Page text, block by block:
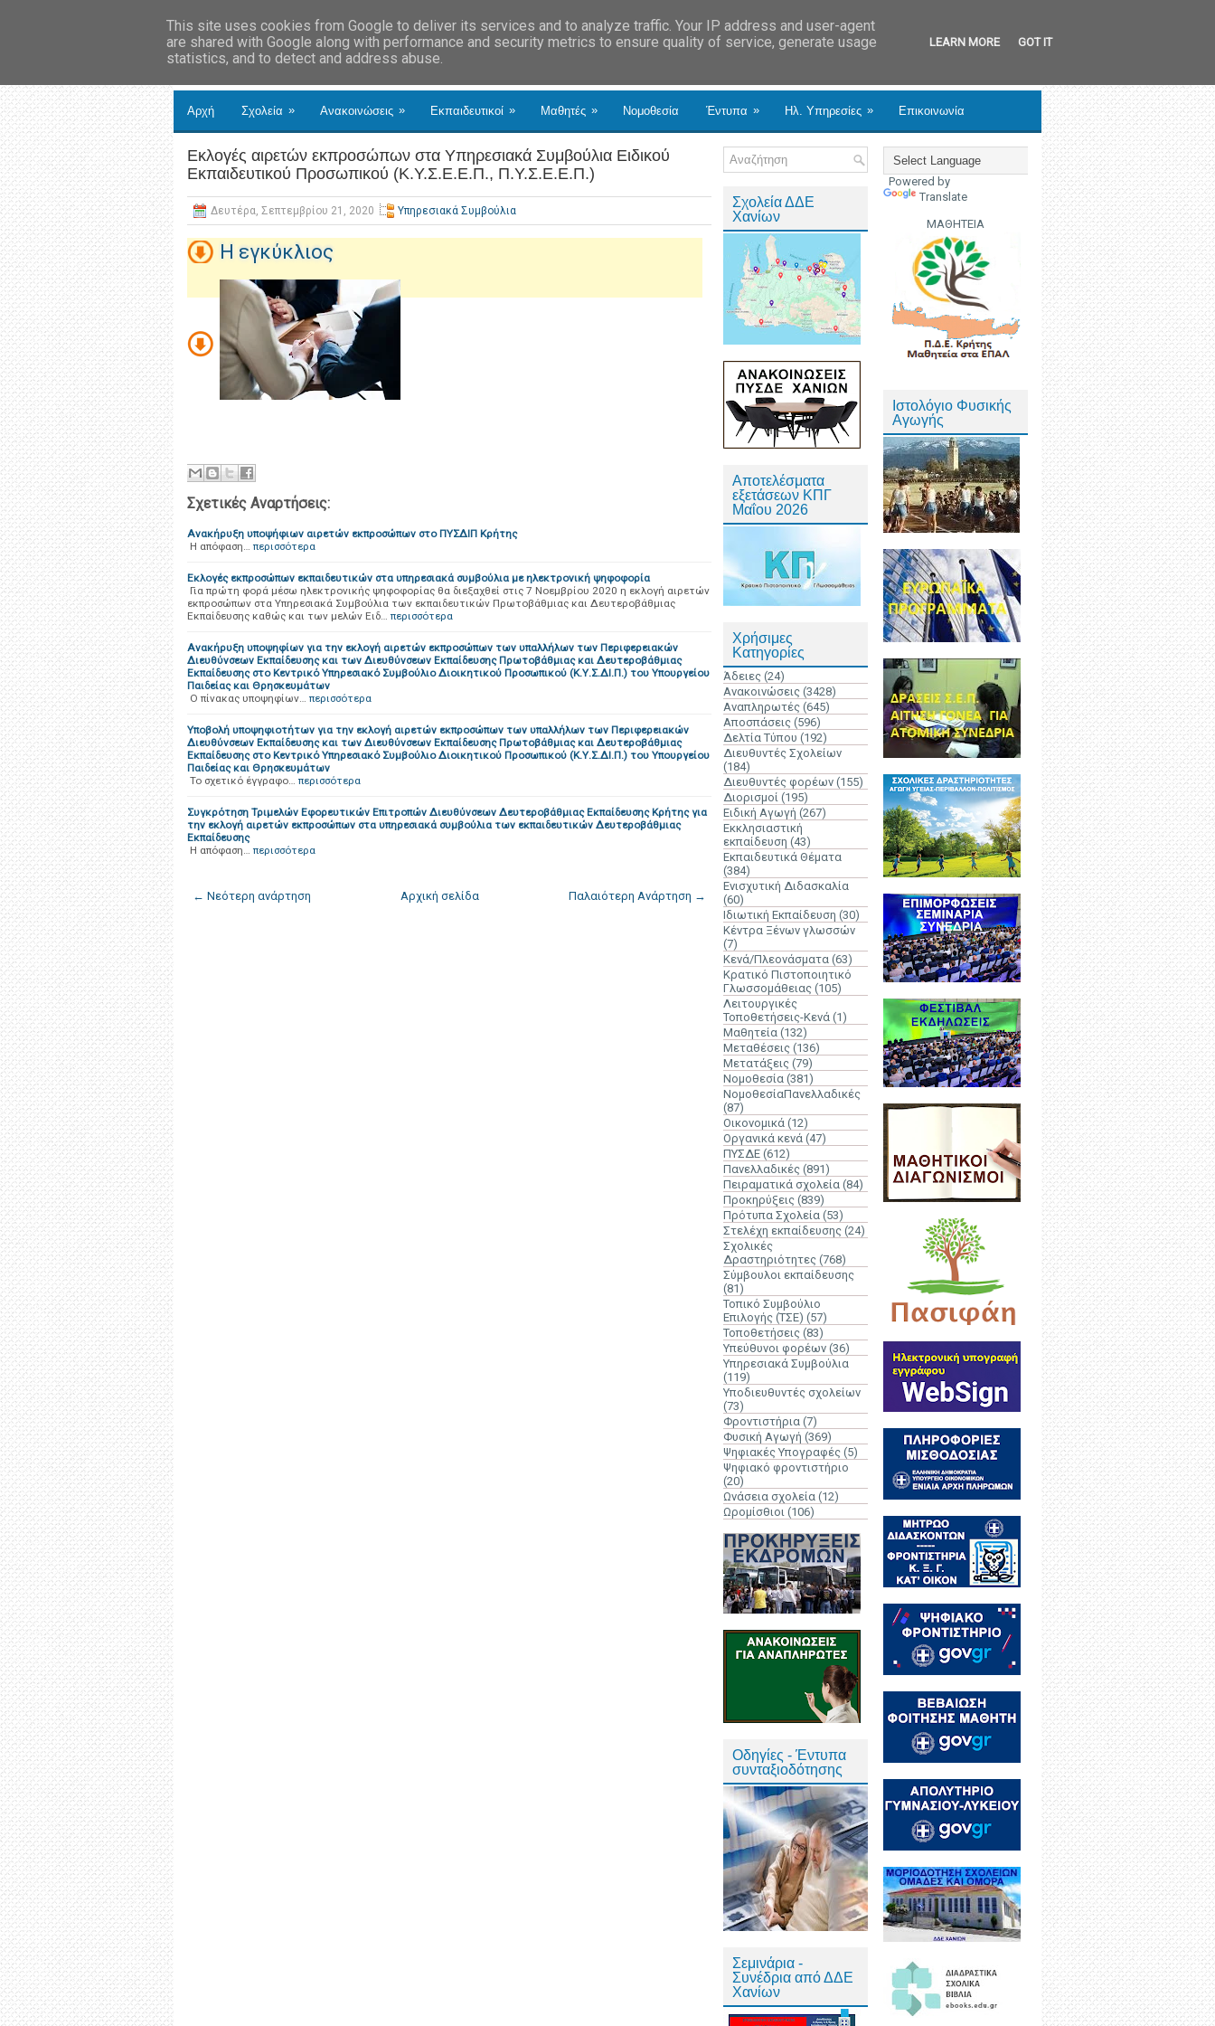
Αρχή Σχολεία » Ανακοινώσεις » Εκπαιδευτικοί » Μαθητές » Νομοθεσία Έντυπα » Ηλ. Υπηρεσίες » Επικοινωνία
Εκλογές αιρετών εκπροσώπων στα Υπηρεσιακά Συμβούλια Ειδικού
Εκπαιδευτικού Προσωπικού (Κ.Υ.Σ.Ε.Ε.Π., Π.Υ.Σ.Ε.Ε.Π.)
Δευτέρα, Σεπτεμβρίου 21, 2020 Υπηρεσιακά Συμβούλια
H εγκύκλιος
Σχετικές Αναρτήσεις:
Ανακήρυξη υποψήφιων αιρετών εκπροσώπων στο ΠΥΣΔΙΠ Κρήτης
Η απόφαση… περισσότερα
Eκλογές εκπροσώπων εκπαιδευτικών στα υπηρεσιακά συμβούλια με ηλεκτρονική ψηφοφορία
Για πρώτη φορά μέσω ηλεκτρονικής ψηφοφορίας θα διεξαχθεί στις 7 Νοεμβρίου 2020 η εκλογή αιρετών
εκπροσώπων στα Υπηρεσιακά Συμβούλια των εκπαιδευτικών Πρωτοβάθμιας και Δευτεροβάθμιας
Εκπαίδευσης καθώς και των μελών Ειδ… περισσότερα
Ανακήρυξη υποψηφίων για την εκλογή αιρετών εκπροσώπων των υπαλλήλων των Περιφερειακών
Διευθύνσεων Εκπαίδευσης και των Διευθύνσεων Εκπαίδευσης Πρωτοβάθμιας και Δευτεροβάθμιας
Εκπαίδευσης στο Κεντρικό Υπηρεσιακό Συμβούλιο Διοικητικού Προσωπικού (Κ.Υ.Σ.ΔΙ.Π.) του Υπουργείου
Παιδείας και Θρησκευμάτων
Ο πίνακας υποψηφίων… περισσότερα
Yποβολή υποψηφιοτήτων για την εκλογή αιρετών εκπροσώπων των υπαλλήλων των Περιφερειακών
Διευθύνσεων Εκπαίδευσης και των Διευθύνσεων Εκπαίδευσης Πρωτοβάθμιας και Δευτεροβάθμιας
Εκπαίδευσης στο Κεντρικό Υπηρεσιακό Συμβούλιο Διοικητικού Προσωπικού (Κ.Υ.Σ.ΔΙ.Π.) του Υπουργείου
Παιδείας και Θρησκευμάτων
Το σχετικό έγγραφο… περισσότερα
Συγκρότηση Τριμελών Εφορευτικών Επιτροπών Διευθύνσεων Δευτεροβάθμιας Εκπαίδευσης Κρήτης για
την εκλογή αιρετών εκπροσώπων στα υπηρεσιακά συμβούλια των εκπαιδευτικών Δευτεροβάθμιας
Εκπαίδευσης
Η απόφαση… περισσότερα
← Νεότερη ανάρτηση Παλαιότερη Ανάρτηση →
Αρχική σελίδα
Σχολεία ΔΔΕ
Χανίων
Αποτελέσματα
εξετάσεων ΚΠΓ
Μαΐου 2026
Χρήσιμες
Κατηγορίες
Άδειες (24)
Ανακοινώσεις (3428)
Αναπληρωτές (645)
Αποσπάσεις (596)
Δελτία Τύπου (192)
Διευθυντές Σχολείων
(184)
Διευθυντές φορέων (155)
Διορισμοί (195)
Ειδική Αγωγή (267)
Εκκλησιαστική
εκπαίδευση (43)
Εκπαιδευτικά Θέματα
(384)
Ενισχυτική Διδασκαλία
(60)
Ιδιωτική Εκπαίδευση (30)
Κέντρα Ξένων γλωσσών
(7)
Κενά/Πλεονάσματα (63)
Κρατικό Πιστοποιητικό
Γλωσσομάθειας (105)
Λειτουργικές
Τοποθετήσεις-Κενά (1)
Μαθητεία (132)
Μεταθέσεις (136)
Μετατάξεις (79)
Νομοθεσία (381)
ΝομοθεσίαΠανελλαδικές
(87)
Οικονομικά (12)
Οργανικά κενά (47)
ΠΥΣΔΕ (612)
Πανελλαδικές (891)
Πειραματικά σχολεία (84)
Προκηρύξεις (839)
Πρότυπα Σχολεία (53)
Στελέχη εκπαίδευσης (24)
Σχολικές
Δραστηριότητες (768)
Σύμβουλοι εκπαίδευσης
(81)
Τοπικό Συμβούλιο
Επιλογής (ΤΣΕ) (57)
Τοποθετήσεις (83)
Υπεύθυνοι φορέων (36)
Υπηρεσιακά Συμβούλια
(119)
Υποδιευθυντές σχολείων
(73)
Φροντιστήρια (7)
Φυσική Αγωγή (369)
Ψηφιακές Υπογραφές (5)
Ψηφιακό φροντιστήριο
(20)
Ωνάσεια σχολεία (12)
Ωρομίσθιοι (106)
Οδηγίες - Έντυπα
συνταξιοδότησης
Σεμινάρια -
Συνέδρια από ΔΔΕ
Χανίων
Powered by
Translate
ΜΑΘΗΤΕΙΑ
Ιστολόγιο Φυσικής
Αγωγής
This site uses cookies from Google to deliver its services and to analyze traffic. Your IP address and user-agent
are shared with Google along with performance and security metrics to ensure quality of service, generate usage
statistics, and to detect and address abuse.
LEARN MORE GOT IT